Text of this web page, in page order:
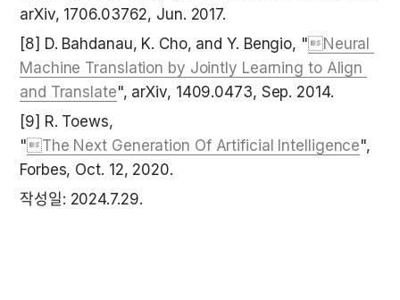
arXiv, 1706.03762, Jun. 2017.
[8] D. Bahdanau, K. Cho, and Y. Bengio, "Neural
Machine Translation by Jointly Learning to Align
and Translate", arXiv, 1409.0473, Sep. 2014.
[9] R. Toews,
"The Next Generation Of Artificial Intelligence",
Forbes, Oct. 12, 2020.
작성일: 2024.7.29.